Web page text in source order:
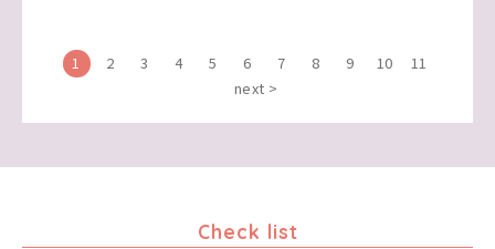
1 2 3 4 5 6 7 8 9 10
11
next >
Check list